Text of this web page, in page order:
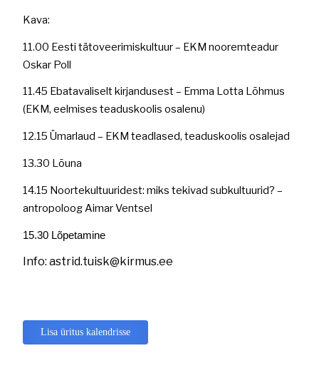
Kava:
11.00 Eesti tätoveerimiskultuur – EKM nooremteadur
Oskar Poll
11.45 Ebatavaliselt kirjandusest – Emma Lotta Lõhmus
(EKM, eelmises teaduskoolis osalenu)
12.15 Ümarlaud – EKM teadlased, teaduskoolis osalejad
13.30 Lõuna
14.15 Noortekultuuridest: miks tekivad subkultuurid? –
antropoloog Aimar Ventsel
15.30 Lõpetamine
Info: astrid.tuisk@kirmus.ee
Lisa üritus kalendrisse